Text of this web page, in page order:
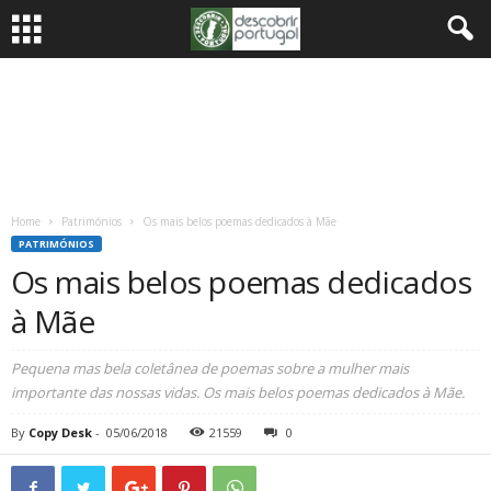
Home Patrimónios Os mais belos poemas dedicados à Mãe
PATRIMÓNIOS
Os mais belos poemas dedicados
à Mãe
Pequena mas bela coletânea de poemas sobre a mulher mais
importante das nossas vidas. Os mais belos poemas dedicados à Mãe.
By Copy Desk - 05/06/2018 21559 0